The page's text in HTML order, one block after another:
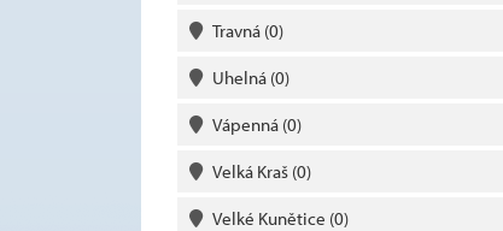
Travná (0)
Uhelná (0)
Vápenná (0)
Velká Kraš (0)
Velké Kunětice (0)